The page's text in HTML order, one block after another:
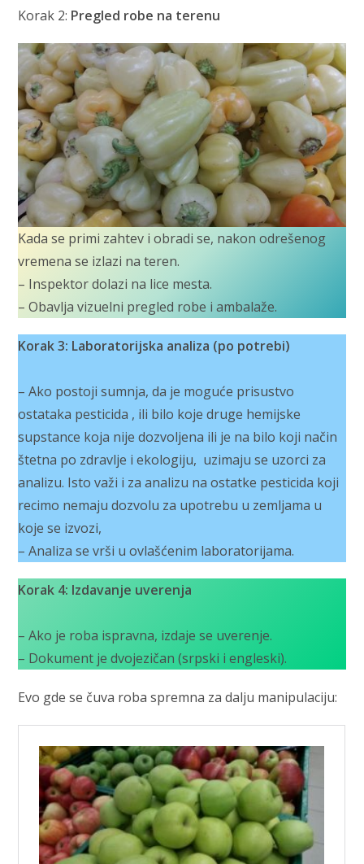
Korak 2: Pregled robe na terenu
Kada se primi zahtev i obradi se, nakon odrešenog
vremena se izlazi na teren.
– Inspektor dolazi na lice mesta.
– Obavlja vizuelni pregled robe i ambalaže.
Korak 3: Laboratorijska analiza (po potrebi)
– Ako postoji sumnja, da je moguće prisustvo
ostataka pesticida , ili bilo koje druge hemijske
supstance koja nije dozvoljena ili je na bilo koji način
štetna po zdravlje i ekologiju, uzimaju se uzorci za
analizu. Isto važi i za analizu na ostatke pesticida koji
recimo nemaju dozvolu za upotrebu u zemljama u
koje se izvozi,
– Analiza se vrši u ovlašćenim laboratorijama.
Korak 4: Izdavanje uverenja
– Ako je roba ispravna, izdaje se uverenje.
– Dokument je dvojezičan (srpski i engleski).
Evo gde se čuva roba spremna za dalju manipulaciju: